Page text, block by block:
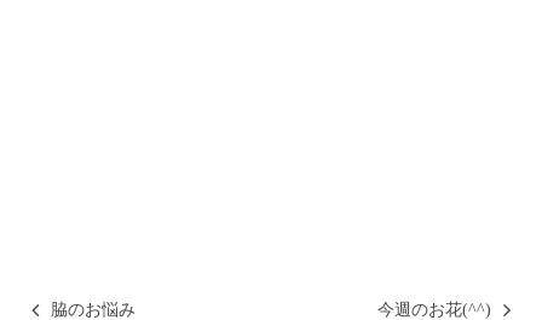
脇のお悩み 今週のお花(^^)